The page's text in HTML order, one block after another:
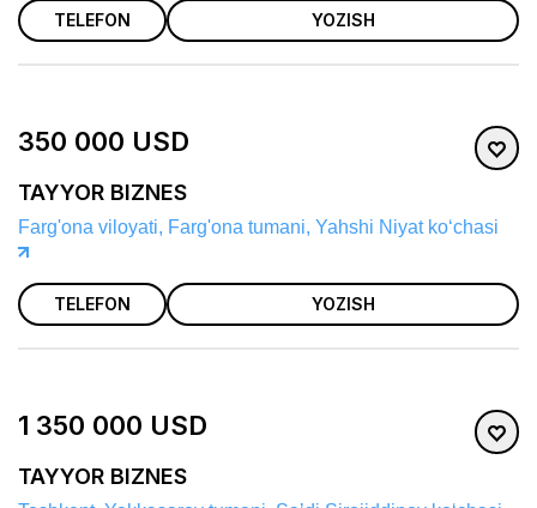
TELEFON YOZISH
350 000 USD
TAYYOR BIZNES
Farg'ona viloyati, Farg'ona tumani, Yahshi Niyat koʻchasi
TELEFON YOZISH
1 350 000 USD
TAYYOR BIZNES